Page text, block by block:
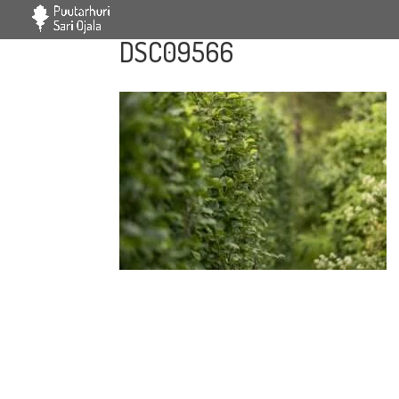
DSC09566